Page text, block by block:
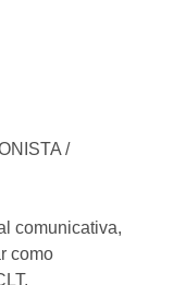
/
comunicativa,
como